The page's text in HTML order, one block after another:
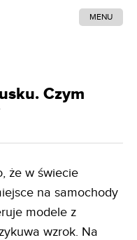
MENU
Czym
że w świecie
na samochody
modele z
wzrok. Na